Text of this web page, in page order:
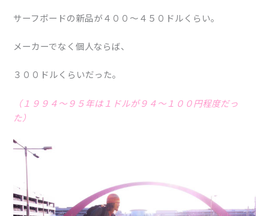
サーフボードの新品が４００〜４５０ドルくらい。
メーカーでなく個人ならば、
３００ドルくらいだった。
（１９９４〜９５年は１ドルが９４〜１００円程度だっ
た）